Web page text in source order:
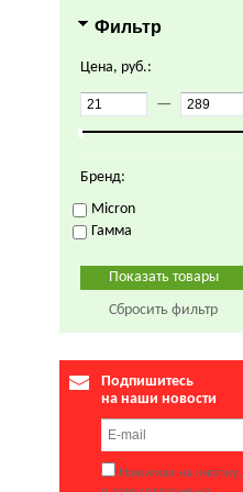
Фильтр
Цена, руб.:
—
Бренд:
Micron
Гамма
Сбросить фильтр
Подпишитесь
на наши новости
Нажимая на кнопку,